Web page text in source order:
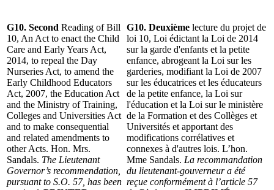
G10. Second Reading of Bill
10, An Act to enact the Child
Care and Early Years Act,
2014, to repeal the Day
Nurseries Act, to amend the
Early Childhood Educators
Act, 2007, the Education Act
and the Ministry of Training,
Colleges and Universities Act
and to make consequential
and related amendments to
other Acts. Hon. Mrs.
Sandals. The Lieutenant
Governor’s recommendation,
pursuant to S.O. 57, has been
G10. Deuxième lecture du projet de
loi 10, Loi édictant la Loi de 2014
sur la garde d'enfants et la petite
enfance, abrogeant la Loi sur les
garderies, modifiant la Loi de 2007
sur les éducatrices et les éducateurs
de la petite enfance, la Loi sur
l'éducation et la Loi sur le ministère
de la Formation et des Collèges et
Universités et apportant des
modifications corrélatives et
connexes à d'autres lois. L’hon.
Mme Sandals. La recommandation
du lieutenant-gouverneur a été
reçue conformément à l’article 57